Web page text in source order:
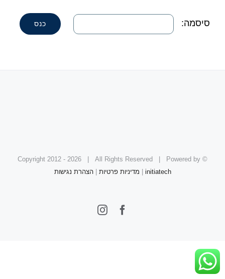
סיסמה:
© Copyright 2012 -
2026 | All Rights Reserved | Powered by
initiatech
מדיניות פרטיות |הצהרת נגישות
Facebook
Instagram